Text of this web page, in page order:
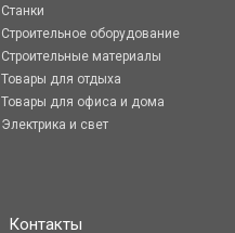
Станки
Строительное оборудование
Строительные материалы
Товары для отдыха
Товары для офиса и дома
Электрика и свет
Контакты